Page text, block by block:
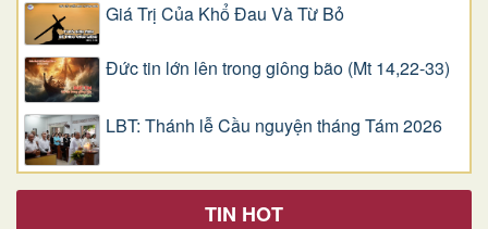
Giá Trị Của Khổ Ðau Và Từ Bỏ
Đức tin lớn lên trong giông bão (Mt 14,22-33)
LBT: Thánh lễ Cầu nguyện tháng Tám 2026
TIN HOT